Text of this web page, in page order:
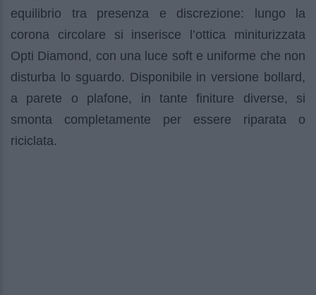
equilibrio tra presenza e discrezione: lungo la
corona circolare si inserisce l’ottica miniturizzata
Opti Diamond, con una luce soft e uniforme che non
disturba lo sguardo. Disponibile in versione bollard,
a parete o plafone, in tante finiture diverse, si
smonta completamente per essere riparata o
riciclata.